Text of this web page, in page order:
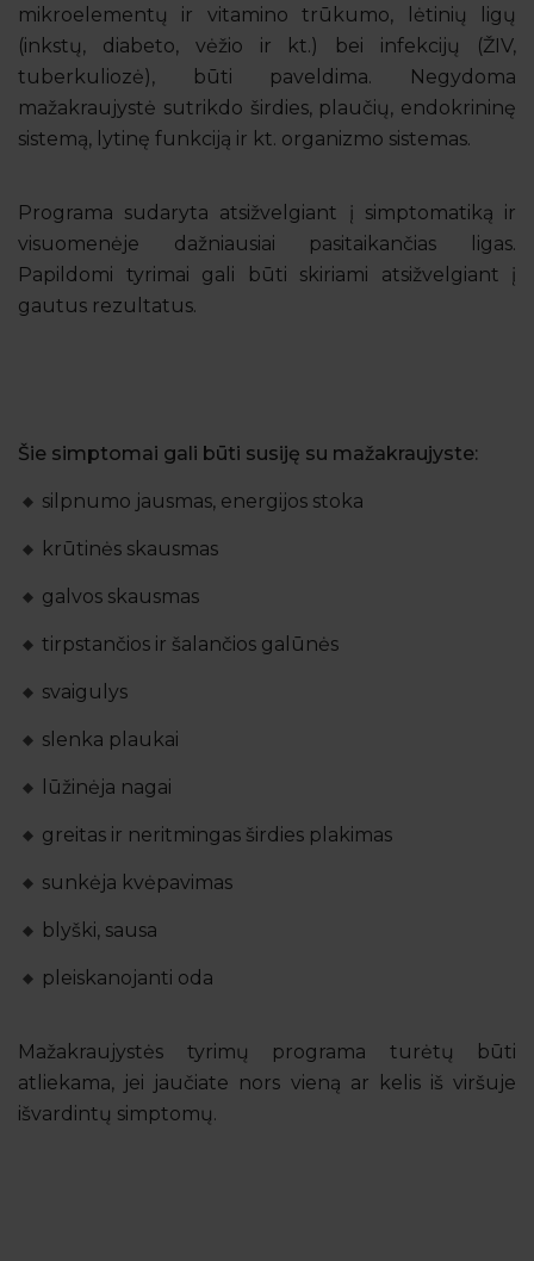
mikroelementų ir vitamino trūkumo, lėtinių ligų
(inkstų, diabeto, vėžio ir kt.) bei infekcijų (ŽIV,
tuberkuliozė), būti paveldima. Negydoma
mažakraujystė sutrikdo širdies, plaučių, endokrininę
sistemą, lytinę funkciją ir kt. organizmo sistemas.
Programa sudaryta atsižvelgiant į simptomatiką ir
visuomenėje dažniausiai pasitaikančias ligas.
Papildomi tyrimai gali būti skiriami atsižvelgiant į
gautus rezultatus.
Šie simptomai gali būti susiję su mažakraujyste:
silpnumo jausmas, energijos stoka
krūtinės skausmas
galvos skausmas
tirpstančios ir šalančios galūnės
svaigulys
slenka plaukai
lūžinėja nagai
greitas ir neritmingas širdies plakimas
sunkėja kvėpavimas
blyški, sausa
pleiskanojanti oda
Mažakraujystės tyrimų programa turėtų būti
atliekama, jei jaučiate nors vieną ar kelis iš viršuje
išvardintų simptomų.